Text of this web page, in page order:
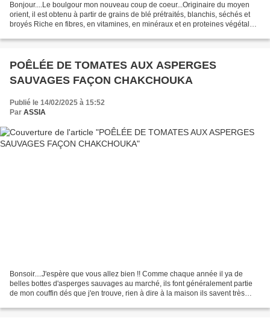
Bonjour....Le boulgour mon nouveau coup de coeur...Originaire du moyen
orient, il est obtenu à partir de grains de blé prétraités, blanchis, séchés et
broyés Riche en fibres, en vitamines, en minéraux et en proteines végétales,
POÊLÉE DE TOMATES AUX ASPERGES
SAUVAGES FAÇON CHAKCHOUKA
Publié le 14/02/2025 à 15:52
Par ASSIA
Bonsoir....J'espère que vous allez bien !! Comme chaque année il ya de
belles bottes d'asperges sauvages au marché, ils font généralement partie
de mon couffin dés que j'en trouve, rien à dire à la maison ils savent très